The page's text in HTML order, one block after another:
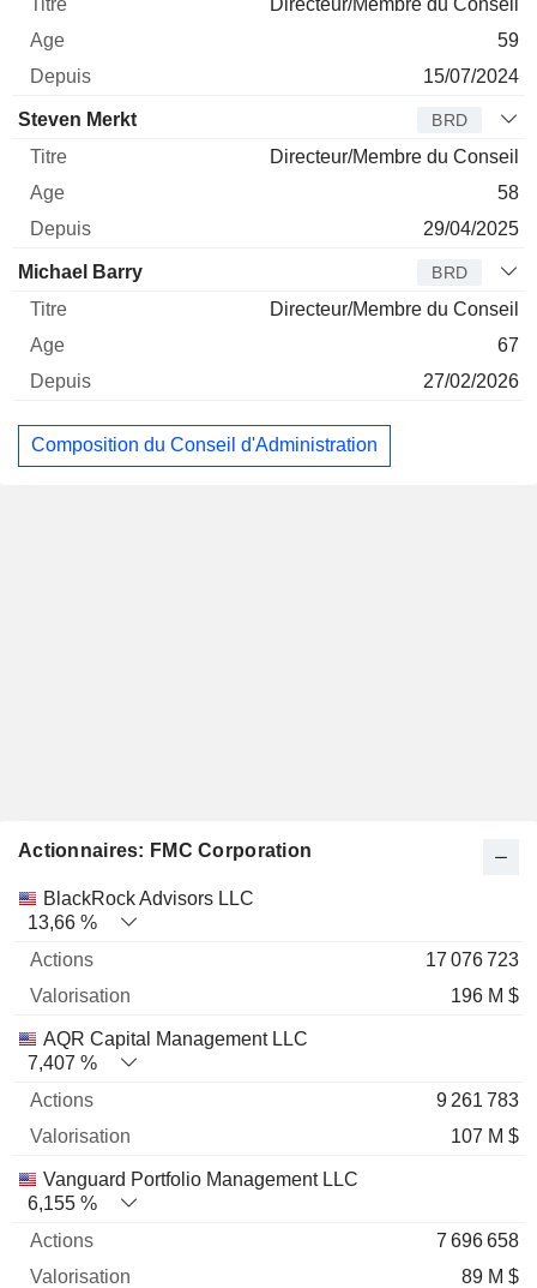
59
15/07/2024
Steven Merkt BRD
Directeur/Membre du Conseil
58
29/04/2025
Michael Barry BRD
Directeur/Membre du Conseil
67
27/02/2026
Composition du Conseil d'Administration
Actionnaires: FMC Corporation
Nom Actions % Valorisation
BlackRock Advisors LLC
13,66 %
17 076 723
196 M $
AQR Capital Management LLC
7,407 %
9 261 783
107 M $
Vanguard Portfolio Management LLC
6,155 %
7 696 658
89 M $